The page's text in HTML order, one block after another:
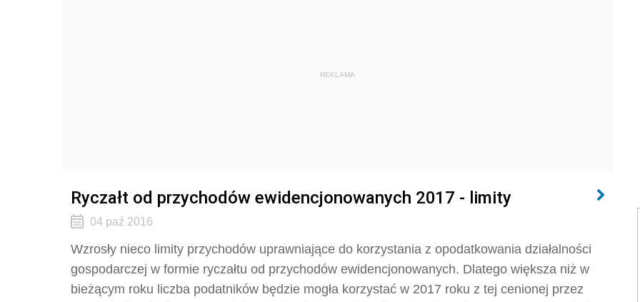
REKLAMA
Ryczałt od przychodów ewidencjonowanych 2017 - limity
04 paź 2016
Wzrosły nieco limity przychodów uprawniające do korzystania z opodatkowania działalności
gospodarczej w formie ryczałtu od przychodów ewidencjonowanych. Dlatego większa niż w
bieżącym roku liczba podatników będzie mogła korzystać w 2017 roku z tej cenionej przez